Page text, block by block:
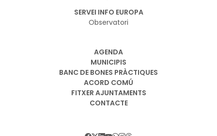
SERVEI INFO EUROPA
Observatori
AGENDA
MUNICIPIS
BANC DE BONES PRÀCTIQUES
ACORD COMÚ
FITXER AJUNTAMENTS
CONTACTE